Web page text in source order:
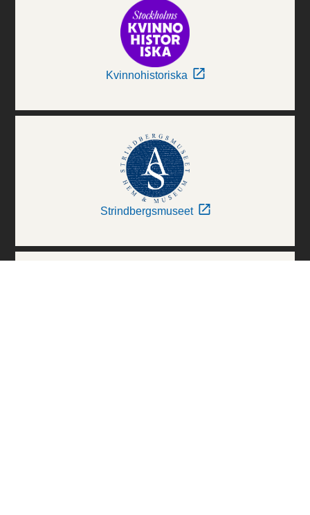
Kvinnohistoriska
Strindbergsmuseet